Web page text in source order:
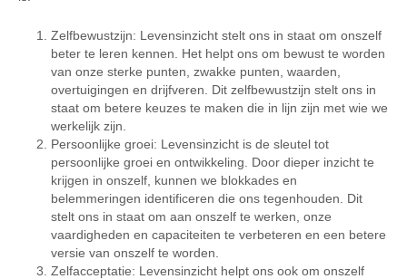
Zelfbewustzijn: Levensinzicht stelt ons in staat om onszelf
beter te leren kennen. Het helpt ons om bewust te worden
van onze sterke punten, zwakke punten, waarden,
overtuigingen en drijfveren. Dit zelfbewustzijn stelt ons in
staat om betere keuzes te maken die in lijn zijn met wie we
werkelijk zijn.
Persoonlijke groei: Levensinzicht is de sleutel tot
persoonlijke groei en ontwikkeling. Door dieper inzicht te
krijgen in onszelf, kunnen we blokkades en
belemmeringen identificeren die ons tegenhouden. Dit
stelt ons in staat om aan onszelf te werken, onze
vaardigheden en capaciteiten te verbeteren en een betere
versie van onszelf te worden.
Zelfacceptatie: Levensinzicht helpt ons ook om onszelf